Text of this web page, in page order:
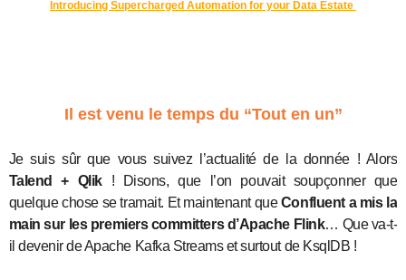
Introducing Supercharged Automation for your Data Estate
Il est venu le temps du “Tout en un”
Je suis sûr que vous suivez l’actualité de la donnée ! Alors
Talend + Qlik! Disons, que l’on pouvait soupçonner que
quelque chose se tramait. Et maintenant queConfluent a mis la
main sur les premiers committers d’Apache Flink… Que va-t-
il devenir de Apache Kafka Streams et surtout de KsqlDB !